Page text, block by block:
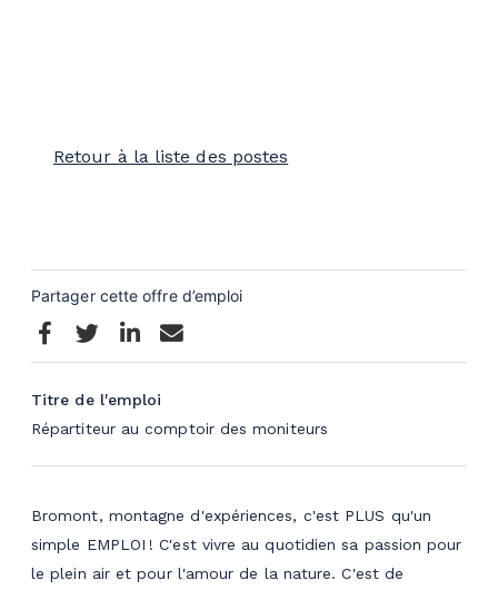
Retour à la liste des postes
Titre de l'emploi
Répartiteur au comptoir des moniteurs
Bromont, montagne d'expériences, c'est PLUS qu'un
simple EMPLOI ! C'est vivre au quotidien sa passion pour
le plein air et pour l'amour de la nature. C'est de